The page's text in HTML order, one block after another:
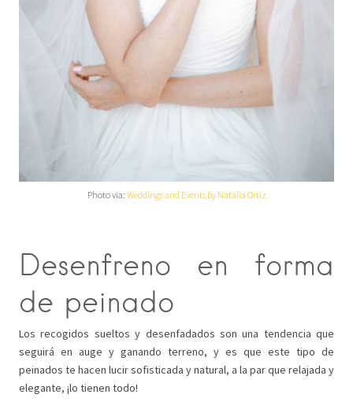
Photo via: Weddings and Events by Natalia Ortiz
Desenfreno en forma
de peinado
Los recogidos sueltos y desenfadados son una tendencia que
seguirá en auge y ganando terreno, y es que este tipo de
peinados te hacen lucir sofisticada y natural, a la par que relajada y
elegante, ¡lo tienen todo!